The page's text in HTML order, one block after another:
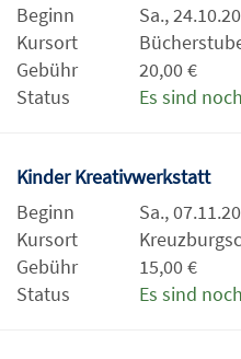
Beginn
Sa.,
Kursort
Gebühr
20,00 €
Status
Es sind
Kinder Kreativwerkstatt
Beginn
Sa.,
Kursort
Gebühr
15,00 €
Status
Es sind